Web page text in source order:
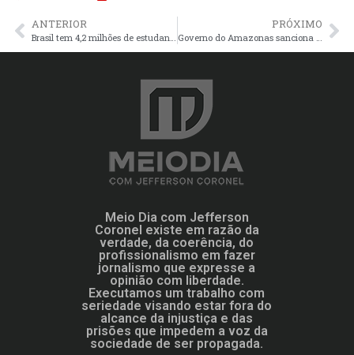
ANTERIOR
Brasil tem 4,2 milhões de estudantes em atraso escolar
PRÓXIMO
Governo do Amazonas sanciona Lei do Refis 2025
Meio Dia com Jefferson
Coronel existe em razão da
verdade, da coerência, do
profissionalismo em fazer
jornalismo que expresse a
opinião com liberdade.
Executamos um trabalho com
seriedade visando estar fora do
alcance da injustiça e das
prisões que impedem a voz da
sociedade de ser propagada.